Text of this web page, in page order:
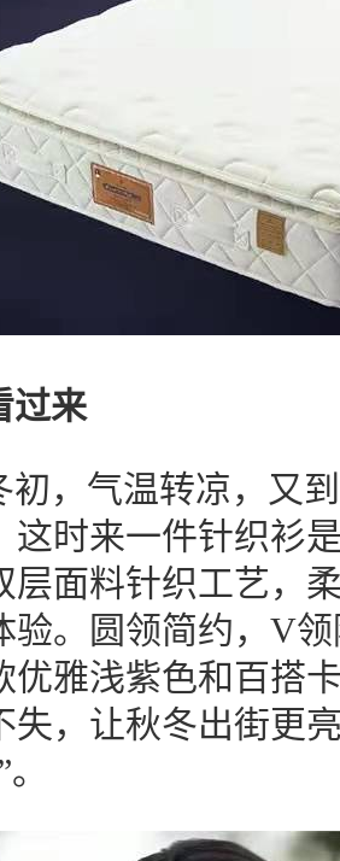
过来
初，气温转凉，又
这时来一件针织衫
层面料针织工艺，
验。圆领简约，V
优雅浅紫色和百搭
失，让秋冬出街更